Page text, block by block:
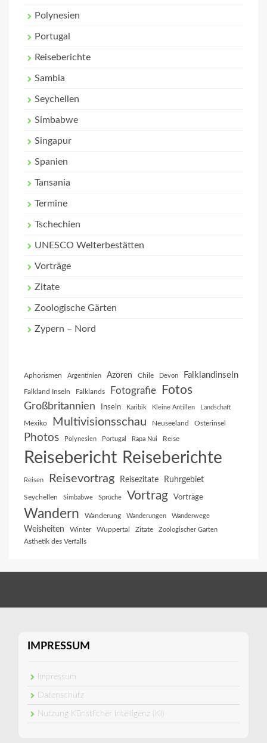
Polynesien
Portugal
Reiseberichte
Sambia
Seychellen
Simbabwe
Singapur
Spanien
Tansania
Termine
Tschechien
UNESCO Welterbestätten
Vorträge
Zitate
Zoologische Gärten
Zypern – Nord
Aphorismen Argentinien Azoren Chile Devon Falklandinseln
Falkland Inseln Falklands Fotografie Fotos
Großbritannien Inseln Karibik Kleine Antillen Landschaft
Mexiko Multivisionsschau Neuseeland Osterinsel
Photos Polynesien Portugal Rapa Nui Reise
Reisebericht Reiseberichte
Reisen Reisevortrag Reisezitate Ruhrgebiet
Seychellen Simbabwe Sprüche Vortrag Vorträge
Wandern Wanderung Wanderungen Wanderwege
Weisheiten Winter Wuppertal Zitate Zoologischer Garten
Ästhetik des Verfalls
IMPRESSUM
Impressum
Datenschutz
Nutzung Künstlicher Intelligenz (KI)